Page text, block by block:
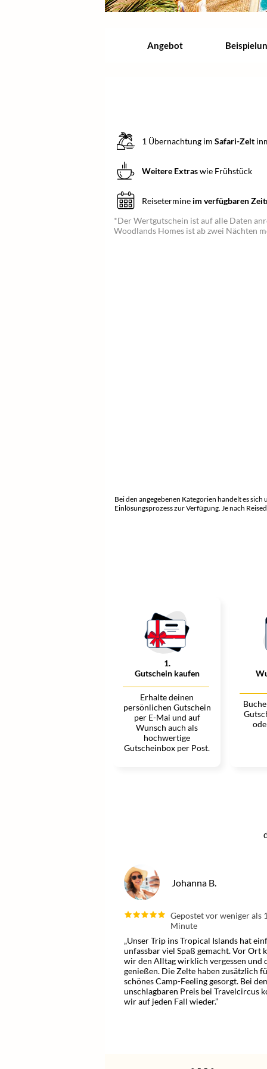
Angebot
1 Übernachtung im Safari-Zelt
Weitere Extraswie Frühstück
Reisetermine im verfügbaren
*Der Wertgutschein ist auf alle Daten
Woodlands Homes ist ab zwei Nächten
Bei den angegebenen Kategorien handelt es
Einlösungsprozess zur Verfügung. Je nach
1.
Gutschein kaufen
Erhalte deinen
persönlichen Gutschein
per E-Mai und auf
Wunsch auch als
hochwertige
Gutscheinbox per Post.
Johanna B.
Gepostet vor weniger als 1
Minute
„Unser Trip ins Tropical Islands hat
unfassbar viel Spaß gemacht. Vor Ort
wir den Alltag wirklich vergessen und
genießen. Die Zelte haben zusätzlich
schönes Camp-Feeling gesorgt. Bei
unschlagbaren Preis bei Travelcircus
wir auf jeden Fall wieder.”